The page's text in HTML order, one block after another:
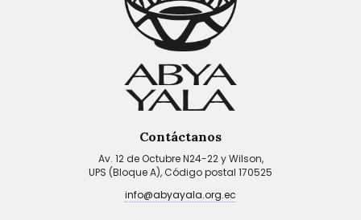
Contáctanos
Av. 12 de Octubre N24-22 y Wilson,
UPS (Bloque A), Código postal 170525
info@abyayala.org.ec